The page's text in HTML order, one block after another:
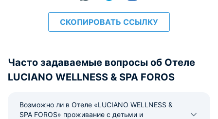
СКОПИРОВАТЬ ССЫЛКУ
Часто задаваемые вопросы об Отеле
LUCIANO WELLNESS & SPA FOROS
Возможно ли в Отеле «LUCIANO WELLNESS &
SPA FOROS» проживание с детьми и